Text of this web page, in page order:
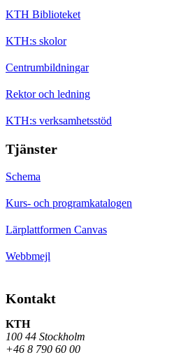
KTH Biblioteket
KTH:s skolor
Centrumbildningar
Rektor och ledning
KTH:s verksamhetsstöd
Tjänster
Schema
Kurs- och programkatalogen
Lärplattformen Canvas
Webbmejl
Kontakt
KTH
100 44 Stockholm
+46 8 790 60 00